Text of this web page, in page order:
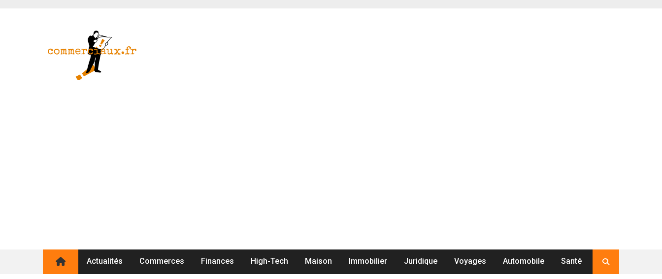
Actualités Commerces Finances High-Tech Maison Immobilier Juridique Voyages Automobile Santé